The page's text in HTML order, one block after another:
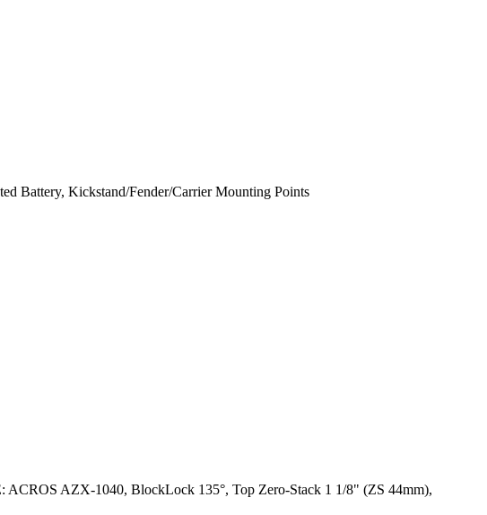
Battery, Kickstand/Fender/Carrier Mounting Points
AZX-1040, BlockLock 135°, Top Zero-Stack 1 1/8" (ZS 44mm),